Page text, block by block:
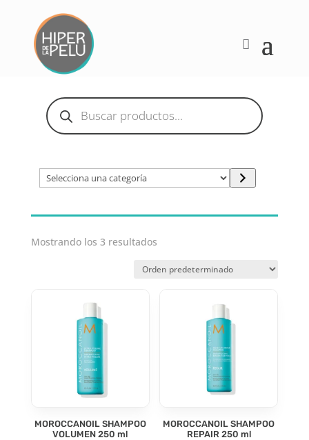
Búsqueda
de
productos
Selecciona
Mostrando los 3 resultados
MOROCCANOIL SHAMPOO
VOLUMEN 250 ml
MOROCCANOIL SHAMPOO
REPAIR 250 ml